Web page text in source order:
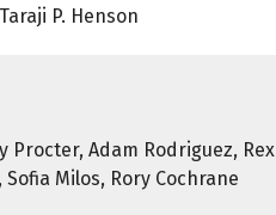
P. Henson
Procter, Adam Rodriguez, Rex
Milos, Rory Cochrane